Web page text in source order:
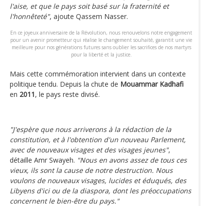
l'aise, et que le pays soit basé sur la fraternité et
l'honnêteté", ajoute Qassem Nasser.
En ce joyeux anniversaire de la Révolution, nous renouvelons notre engagement
pour un avenir prometteur qui réalise le changement souhaité, garantit une vie
meilleure pour nos générations futures sans oublier les sacrifices de nos martyrs
pour la liberté et la justice.
Mais cette commémoration intervient dans un contexte
politique tendu. Depuis la chute de Mouammar Kadhafi
en 2011, le pays reste divisé.
"J'espère que nous arriverons à la rédaction de la
constitution, et à l'obtention d'un nouveau Parlement,
avec de nouveaux visages et des visages jeunes",
détaille Amr Swayeh. "Nous en avons assez de tous ces
vieux, ils sont la cause de notre destruction. Nous
voulons de nouveaux visages, lucides et éduqués, des
Libyens d'ici ou de la diaspora, dont les préoccupations
concernent le bien-être du pays."